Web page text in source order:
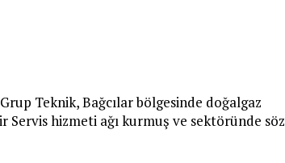
Teknik, Bağcılar bölgesinde doğalgaz
Servis hizmeti ağı kurmuş ve sektöründe söz